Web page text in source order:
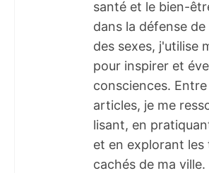
santé et le bien-
dans la défense
des sexes, j'utilise
pour inspirer et
consciences.
articles, je me
lisant, en
et en explorant les
cachés de ma ville.